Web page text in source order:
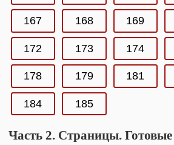
167 168 169
172 173 174
178 179 181
184 185
Часть 2. Страницы.